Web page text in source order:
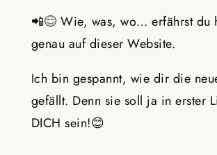
📲😊 Wie, was, wo… erfährst du
genau auf dieser Website.
Ich bin gespannt, wie dir die
gefällt. Denn sie soll ja in erster
DICH sein!😊